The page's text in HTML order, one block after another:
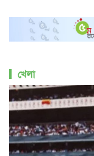
খেলা